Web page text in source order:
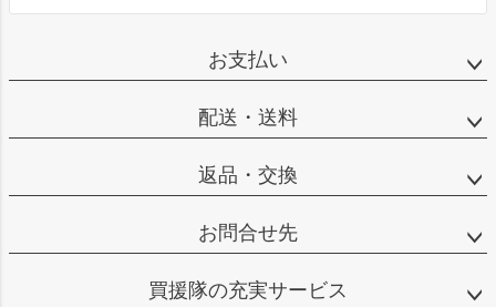
お支払い
配送・送料
返品・交換
お問合せ先
買援隊の充実サービス